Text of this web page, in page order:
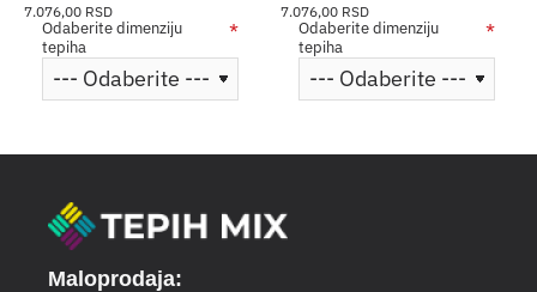
7.076,00 RSD
Odaberite dimenziju
tepiha
7.076,00 RSD
Odaberite dimenziju
tepiha
Maloprodaja: